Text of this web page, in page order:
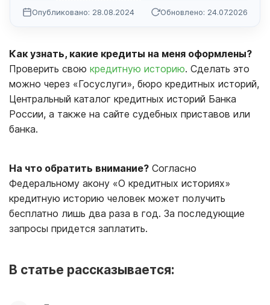
Опубликовано: 28.08.2024
Обновлено: 24.07.2026
Как узнать, какие кредиты на меня оформлены?
Проверить свою кредитную историю. Сделать это
можно через «Госуслуги», бюро кредитных историй,
Центральный каталог кредитных историй Банка
России, а также на сайте судебных приставов или
банка.
На что обратить внимание? Согласно
Федеральному акону «О кредитных историях»
кредитную историю человек может получить
бесплатно лишь два раза в год. За последующие
запросы придется заплатить.
В статье рассказывается: